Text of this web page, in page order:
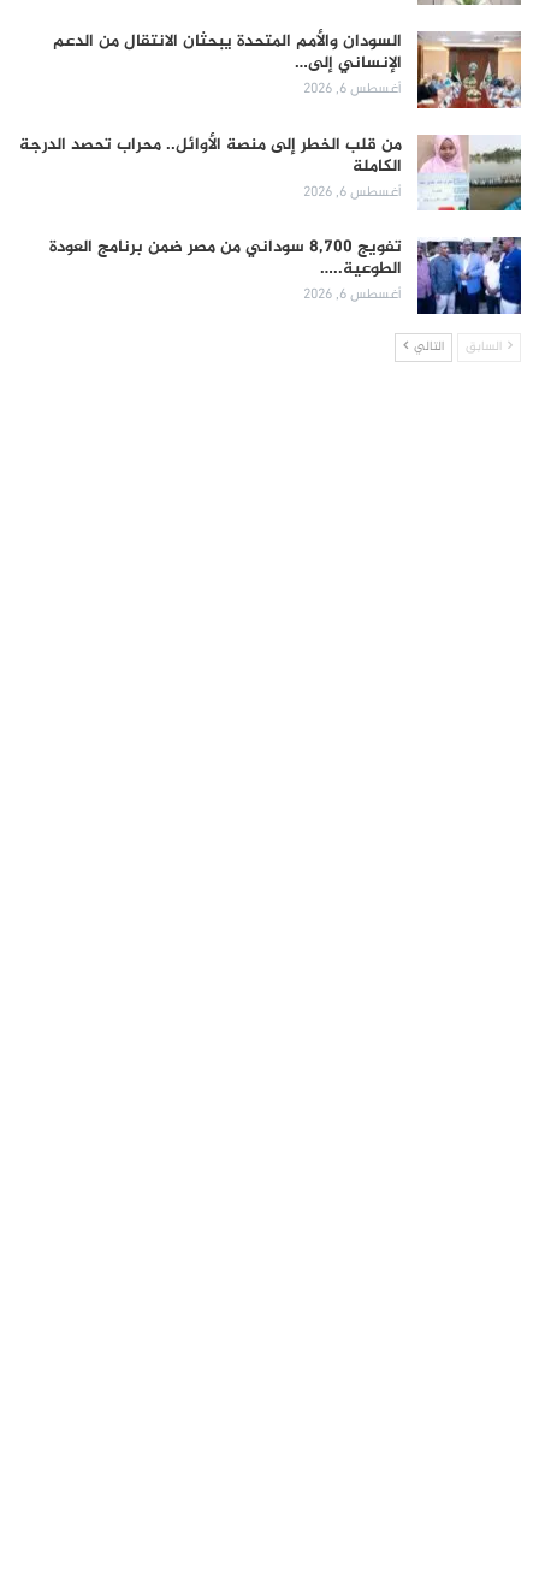
السودان والأمم المتحدة يبحثان الانتقال من الدعم
الإنساني إلى…
أغسطس 6, 2026
من قلب الخطر إلى منصة الأوائل.. محراب تحصد الدرجة
الكاملة
أغسطس 6, 2026
تفويج 8,700 سوداني من مصر ضمن برنامج العودة
الطوعية..…
أغسطس 6, 2026
السابق التالي